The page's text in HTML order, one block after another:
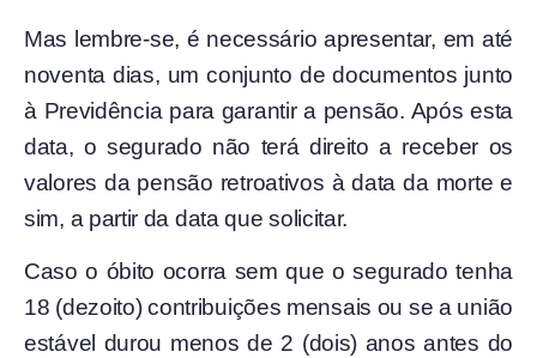
Mas lembre-se, é necessário apresentar, em até
noventa dias, um conjunto de documentos junto
à Previdência para garantir a pensão. Após esta
data, o segurado não terá direito a receber os
valores da pensão retroativos à data da morte e
sim, a partir da data que solicitar.
Caso o óbito ocorra sem que o segurado tenha
18 (dezoito) contribuições mensais ou se a união
estável durou menos de 2 (dois) anos antes do